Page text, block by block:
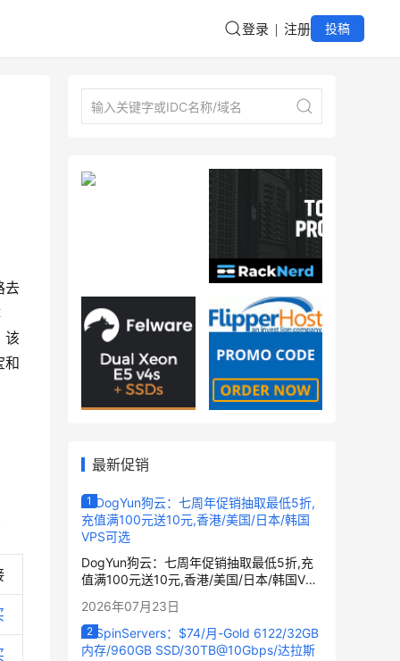
登录 注册 投稿
去
该
和
最新促销
DogYun狗云：七周年促销抽取最低5折,充
值满100元送10元,香港/美国/日本/韩国VPS
2026年07月23日